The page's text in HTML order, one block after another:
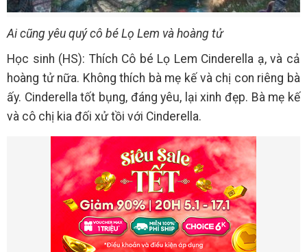
Ai cũng yêu quý cô bé Lọ Lem và hoàng tử
Học sinh (HS): Thích Cô bé Lọ Lem Cinderella ạ, và cả
hoàng tử nữa. Không thích bà mẹ kế và chị con riêng bà
ấy. Cinderella tốt bụng, đáng yêu, lại xinh đẹp. Bà mẹ kế
và cô chị kia đối xử tồi với Cinderella.